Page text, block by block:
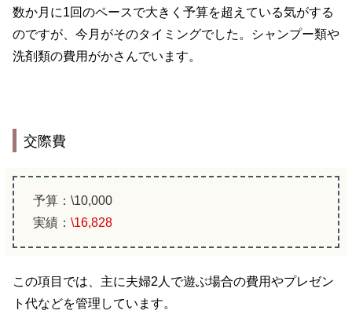
数か月に1回のペースで大きく予算を超えている気がする
のですが、今月がそのタイミングでした。シャンプー類や
洗剤類の費用がかさんでいます。
交際費
予算：\10,000
実績： \16,828
この項目では、主に夫婦2人で遊ぶ場合の費用やプレゼン
ト代などを管理しています。